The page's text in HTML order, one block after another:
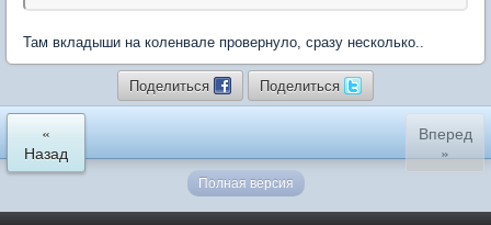
Там вкладыши на коленвале провернуло, сразу несколько..
Поделиться Поделиться
«
Назад
Вперед
»
Полная версия